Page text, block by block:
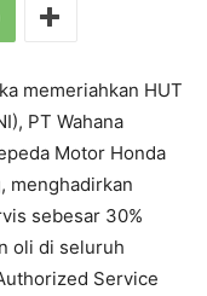
memeriahkan HUT
PT Wahana
Motor Honda
menghadirkan
sebesar 30%
oli di seluruh
Service